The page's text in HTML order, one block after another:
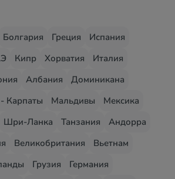
Болгария Греция
Испания
Кипр Хорватия
Италия
Албания
Доминикана
Карпаты Мальдивы
Мексика
Шри-Ланка Танзания
Андорра
Великобритания
Вьетнам
Грузия
Германия